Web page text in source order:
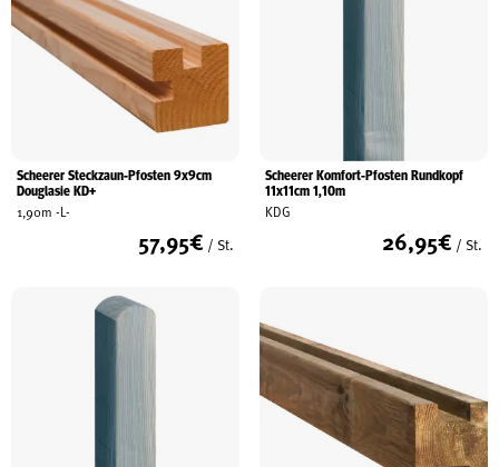
Scheerer Steckzaun-Pfosten 9x9cm
Douglasie KD+
1,90m -L-
57,95€ / St.
Scheerer Komfort-Pfosten Rundkopf
11x11cm 1,10m
KDG
26,95€ / St.